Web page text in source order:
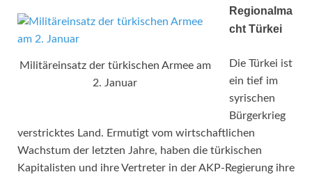
Militäreinsatz der türkischen Armee am
2. Januar
Regionalma
cht Türkei
Die Türkei ist
ein tief im
syrischen
Bürgerkrieg
verstricktes Land. Ermutigt vom wirtschaftlichen
Wachstum der letzten Jahre, haben die türkischen
Kapitalisten und ihre Vertreter in der AKP-Regierung ihre